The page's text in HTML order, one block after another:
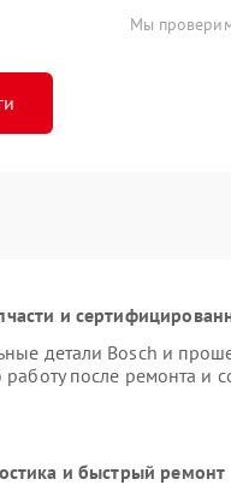
Мы
и
детали Bosch и
работу после ремонта и
и быстрый ремонт